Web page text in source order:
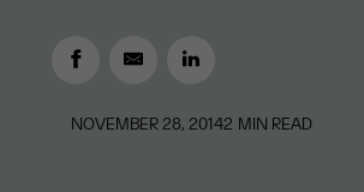
NOVEMBER 28, 20142 MIN READ